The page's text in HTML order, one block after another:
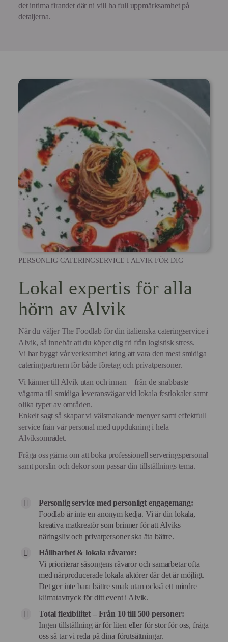
det intima firandet där ni vill ha full uppmärksamhet på
detaljerna.
PERSONLIG CATERINGSERVICE I ALVIK FÖR DIG
Lokal expertis för alla
hörn av Alvik
När du väljer The Foodlab för din italienska cateringservice i
Alvik, så innebär att du köper dig fri från logistisk stress.
Vi har byggt vår verksamhet kring att vara den mest smidiga
cateringpartnern för både företag och privatpersoner.
Vi känner till Alvik utan och innan – från de snabbaste
vägarna till smidiga leveransvägar vid lokala festlokaler samt
olika typer av områden.
Enkelt sagt så skapar vi välsmakande menyer samt effektfull
service från vår personal med uppdukning i hela
Alviksområdet.
Fråga oss gärna om att boka professionell serveringspersonal
samt porslin och dekor som passar din tillställnings tema.
Personlig service med personligt engagemang:
Foodlab är inte en anonym kedja. Vi är din lokala,
kreativa matkreatör som brinner för att Alviks
näringsliv och privatpersoner ska äta bättre.
Hållbarhet & lokala råvaror:
Vi prioriterar säsongens råvaror och samarbetar ofta
med närproducerade lokala aktörer där det är möjligt.
Det ger inte bara bättre smak utan också ett mindre
klimatavtryck för ditt event i Alvik.
Total flexibilitet – Från 10 till 500 personer:
Ingen tillställning är för liten eller för stor för oss, fråga
oss så tar vi reda på dina förutsättningar.